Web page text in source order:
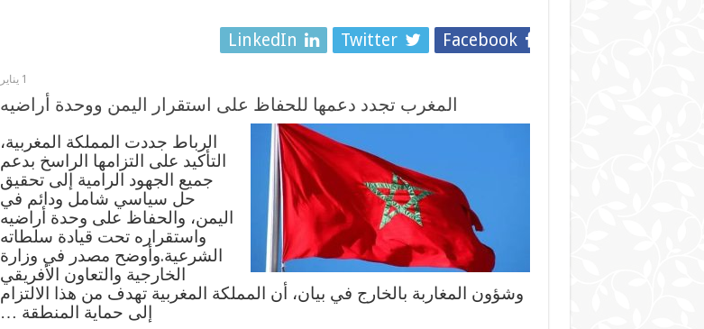
Facebook
Twitter
LinkedIn
1 يناير
المغرب تجدد دعمها للحفاظ على استقرار اليمن ووحدة أراضيه
الرباط جددت المملكة المغربية،
التأكيد على التزامها الراسخ بدعم
جميع الجهود الرامية إلى تحقيق
حل سياسي شامل ودائم في
اليمن، والحفاظ على وحدة أراضيه
واستقراره تحت قيادة سلطاته
الشرعية.وأوضح مصدر في وزارة
الخارجية والتعاون الأفريقي
وشؤون المغاربة بالخارج في بيان، أن المملكة المغربية تهدف من هذا الالتزام
إلى حماية المنطقة …